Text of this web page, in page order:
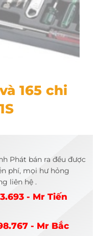
165 chi
Phát bán ra đều được
phí, mọi hư hỏng
liên hệ .
- Mr Tiến
- Mr Bắc